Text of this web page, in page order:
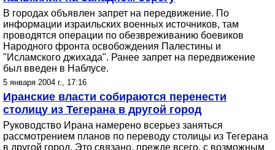
В городах объявлен запрет на передвижение. По
информации израильских военных источников, там
проводятся операции по обезвреживанию боевиков
Народного фронта освобождения Палестины и
"Исламского джихада". Ранее запрет на передвижение
был введен в Наблусе.
5 января 2004 г., 17:16
Иранские власти собираются перенести
столицу из Тегерана в другой город
Руководство Ирана намерено всерьез заняться
рассмотрением планов по переводу столицы из Тегерана
в другой город. Это связано, прежде всего, с возможным